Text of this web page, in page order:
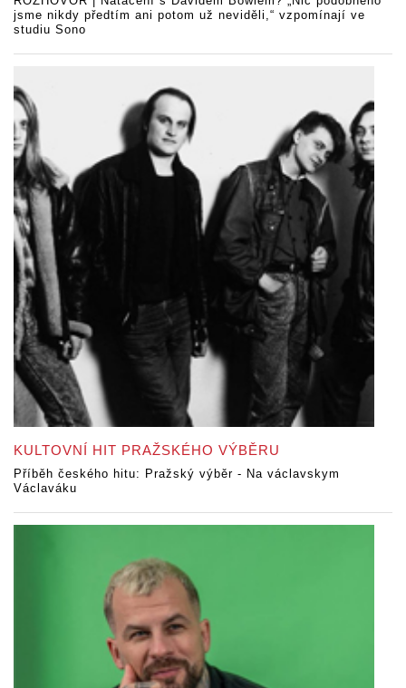
jsme nikdy předtím ani potom už neviděli,“ vzpomínají ve
studiu Sono
KULTOVNÍ HIT PRAŽSKÉHO VÝBĚRU
Příběh českého hitu: Pražský výběr - Na václavskym
Václaváku